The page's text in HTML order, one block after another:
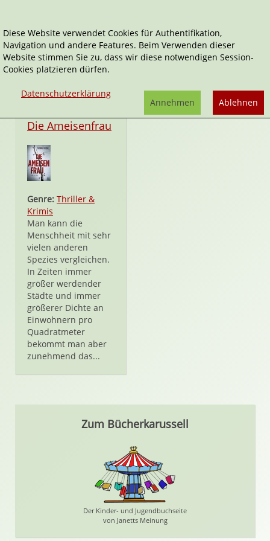
Thomas Kiehl
Die Ameisenfrau
Genre: Thriller &
Krimis
Man kann die
Menschheit mit sehr
vielen anderen
Spezies vergleichen.
In Zeiten immer
größer werdender
Städte und immer
größerer Dichte an
Einwohnern pro
Quadratmeter
bekommt man aber
zunehmend das...
Zum Bücherkarussell
Der Kinder- und Jugendbuchseite
von Janetts Meinung
Diese Website verwendet Cookies für Authentifikation,
Navigation und andere Features. Beim Verwenden dieser
Website stimmen Sie zu, dass wir diese notwendigen Session-
Cookies platzieren dürfen.
Datenschutzerklärung
Ablehnen
Annehmen